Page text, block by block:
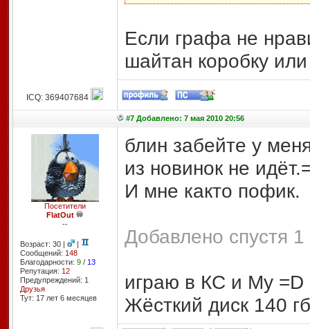
Если графа не
шайтан коробку
ICQ: 369407684
#7 Добавлено: 7 мая 2010 20:56
Посетители
FlatOut
--
Возраст: 30 |
|
Сообщений: 148
Благодарности: 9/ 13
Репутация: 12
Предупреждений: 1
Друзья
Тут: 17 лет 6 месяцев
блин забейте у
из новинок не
И мне както пофик.
Добавлено спустя
играю в КС и Му =D
Жёсткий диск 140